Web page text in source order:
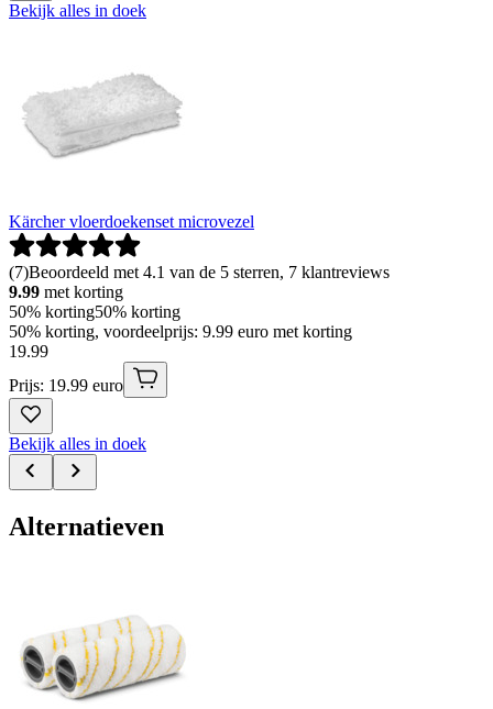
Bekijk alles in doek
Kärcher vloerdoekenset microvezel
(7)Beoordeeld met 4.1 van de 5 sterren, 7 klantreviews
9.99 met korting
50% korting50% korting
50% korting, voordeelprijs: 9.99 euro met korting
19.99
Prijs: 19.99 euro
Bekijk alles in doek
Alternatieven